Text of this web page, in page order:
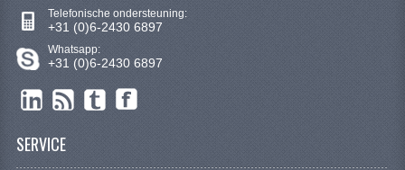
Telefonische ondersteuning:
+31 (0)6-2430 6897
Whatsapp:
+31 (0)6-2430 6897
SERVICE